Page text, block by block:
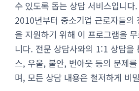
수 있도록 돕는 상담 서비스입니다
2010년부터 중소기업 근로자들의
을 지원하기 위해 이 프로그램을
니다. 전문 상담사와의 1:1 상담을
스, 우울, 불안, 번아웃 등의 문제
며, 모든 상담 내용은 철저하게 비